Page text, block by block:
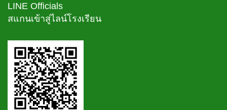
LINE Officials
สแกนเข้าสู่ไลน์โรงเรียน